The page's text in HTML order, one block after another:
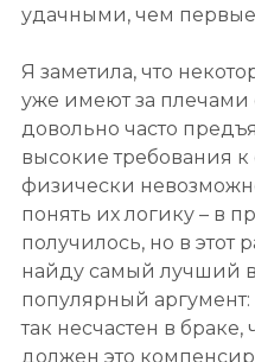
удачными, чем
Я заметила, что
уже имеют за
довольно часто
высокие требования к
физически
понять их логику – в
получилось, но в этот
найду самый лучший
популярный
так несчастен в
должен это